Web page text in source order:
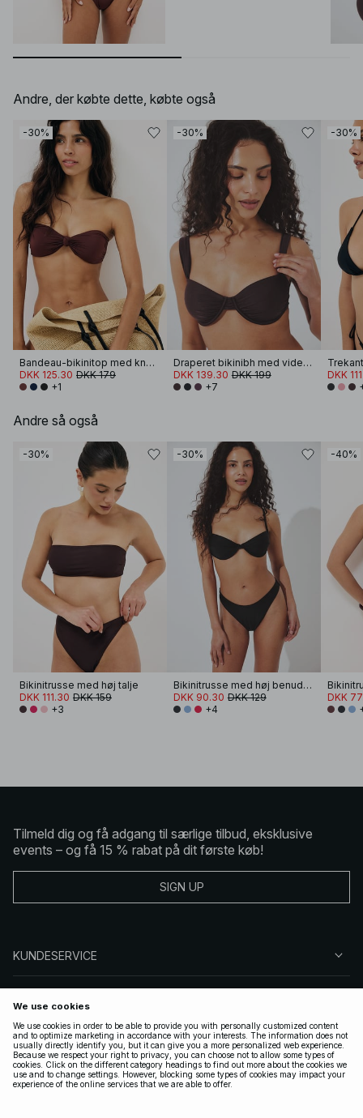
Andre, der købte dette, købte også
-30%
Bandeau-bikinitop med knude foran
DKK 125.30 DKK 179
+1
-30%
Draperet bikinibh med vide stropper
DKK 139.30 DKK 199
+7
-30%
DKK
Andre så også
-30%
Bikinitrusse med høj talje
DKK 111.30 DKK 159
+3
-30%
Bikinitrusse med høj benudskæring
DKK 90.30 DKK 129
+4
-40%
DKK
Tilmeld dig og få adgang til særlige tilbud, eksklusive
events – og få 15 % rabat på dit første køb!
SIGN UP
KUNDESERVICE
FØLG OS
GYLDIGE